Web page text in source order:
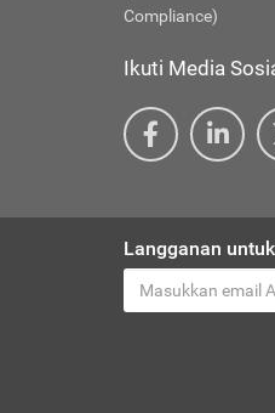
Compliance)
Ikuti Media
Langganan